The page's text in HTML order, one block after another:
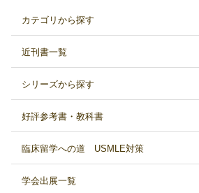
カテゴリから探す
近刊書一覧
シリーズから探す
好評参考書・教科書
臨床留学への道 USMLE対策
学会出展一覧